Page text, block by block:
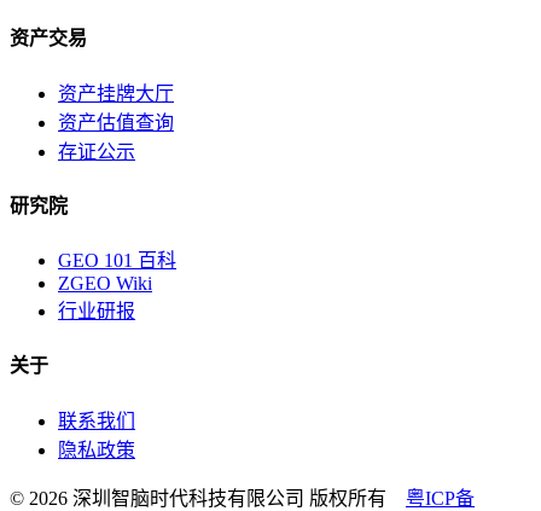
资产交易
资产挂牌大厅
资产估值查询
存证公示
研究院
GEO 101 百科
ZGEO Wiki
行业研报
关于
联系我们
隐私政策
© 2026 深圳智脑时代科技有限公司 版权所有 粤ICP备